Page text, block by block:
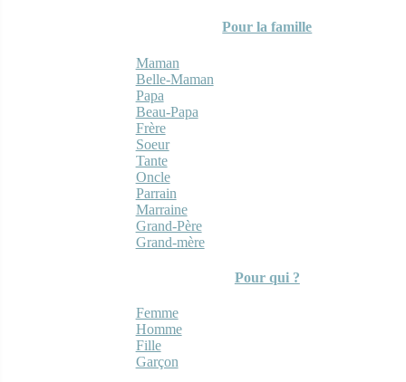
Pour la famille
Maman
Belle-Maman
Papa
Beau-Papa
Frère
Soeur
Tante
Oncle
Parrain
Marraine
Grand-Père
Grand-mère
Pour qui ?
Femme
Homme
Fille
Garçon